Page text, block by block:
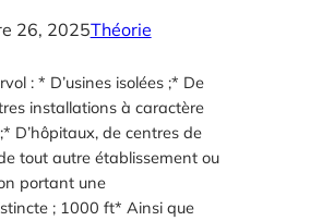
26, 2025Théorie
: * D’usines isolées ;* De
installations à caractère
D’hôpitaux, de centres de
tout autre établissement ou
portant une
; 1000 ft* Ainsi que